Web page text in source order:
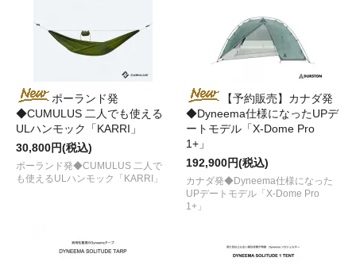
ポーランド発
◆CUMULUS 二人でも使える
ULハンモック「KARRI」
30,800円(税込)
ポーランド発◆CUMULUS 二人で
も使えるULハンモック「KARRI」
【予約販売】カナダ発
◆Dyneema仕様になったUPデ
ートモデル「X-Dome Pro
1+」
192,900円(税込)
カナダ発◆Dyneema仕様になった
UPデートモデル「X-Dome Pro
1+」